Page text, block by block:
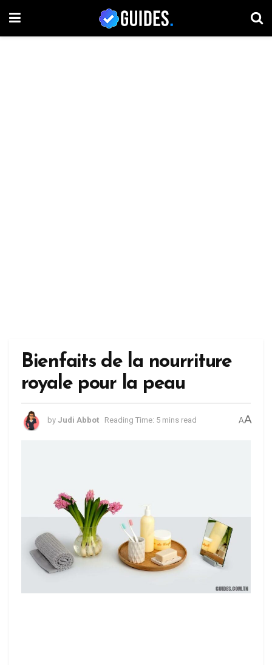
Bienfaits de la nourriture
royale pour la peau
by Judi Abbot Reading Time: 5 mins read AA